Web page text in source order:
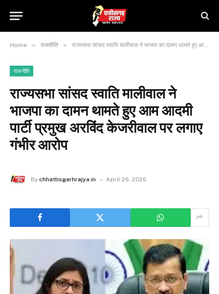
Home » राजनीति » राज्यसभा सांसद स्वाति मालीवाल ने भाजपा का दामन थामते हुए आम आदमी पार्टी प्रमुख अरविंद केजरीवाल पर लगाए गंभीर आरोप
राजनीति
राज्यसभा सांसद स्वाति मालीवाल ने
भाजपा का दामन थामते हुए आम आदमी
पार्टी प्रमुख अरविंद केजरीवाल पर लगाए
गंभीर आरोप
By chhattisgarhrajya.in April 26, 2026